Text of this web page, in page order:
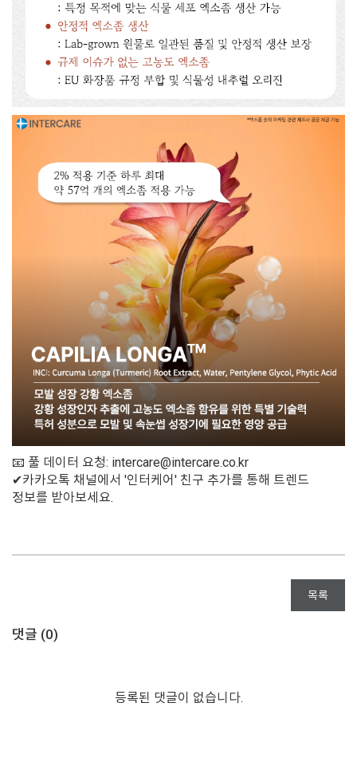
📧 풀 데이터 요청: intercare@intercare.co.kr
✔카카오톡 채널에서 '인터케어' 친구 추가를 통해 트렌드
정보를 받아보세요.
목록
댓글 (0)
등록된 댓글이 없습니다.